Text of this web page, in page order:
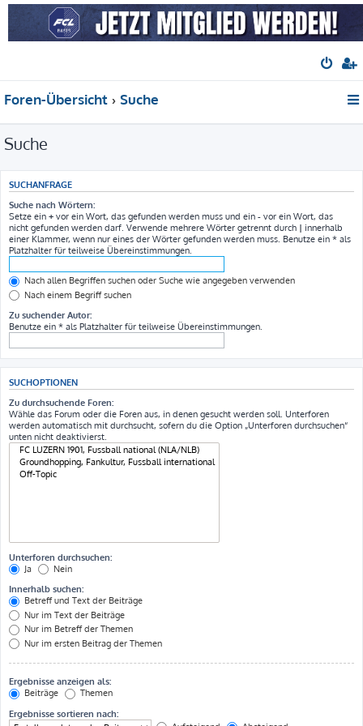
Foren-Übersicht Suche
Suche
SUCHANFRAGE
Suche nach Wörtern:
Setze ein + vor ein Wort, das gefunden werden muss und ein - vor ein Wort, das
nicht gefunden werden darf. Verwende mehrere Wörter getrennt durch | innerhalb
einer Klammer, wenn nur eines der Wörter gefunden werden muss. Benutze ein * als
Platzhalter für teilweise Übereinstimmungen.
Nach allen Begriffen suchen oder Suche wie angegeben verwenden
Nach einem Begriff suchen
Zu suchender Autor:
Benutze ein * als Platzhalter für teilweise Übereinstimmungen.
SUCHOPTIONEN
Zu durchsuchende Foren:
Wähle das Forum oder die Foren aus, in denen gesucht werden soll. Unterforen
werden automatisch mit durchsucht, sofern du die Option „Unterforen durchsuchen“
unten nicht deaktivierst.
Unterforen durchsuchen:
Ja
Nein
Innerhalb suchen:
Betreff und Text der Beiträge
Nur im Text der Beiträge
Nur im Betreff der Themen
Nur im ersten Beitrag der Themen
Ergebnisse anzeigen als:
Beiträge
Themen
Ergebnisse sortieren nach: